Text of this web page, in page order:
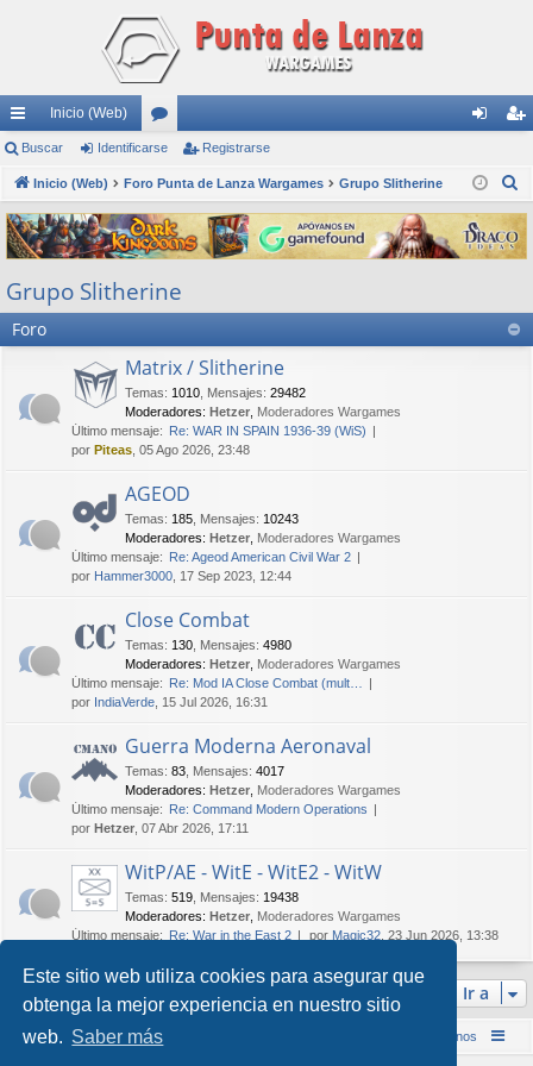
Este sitio web utiliza cookies para asegurar que
obtenga la mejor experiencia en nuestro sitio
web. Saber más
nl
ac
es
rá
pi
do
Inicio (Web)
or
os nti
fic
ar
ist
ra
rs
Buscar Identificarse Registrarse
Inicio (Web) Foro Punta de Lanza Wargames Grupo Slitherine
s
c
r
Grupo Slitherine
Foro
Matrix / Slitherine
Temas: 1010 Mensajes: 29482
Moderadores: Hetzer Moderadores Wargames
Último mensaje: Re: WAR IN SPAIN 1936-39 (WiS)
por Piteas , 05 Ago 2026, 23:48
AGEOD
Temas: 185 Mensajes: 10243
Moderadores: Hetzer Moderadores Wargames
Último mensaje: Re: Ageod American Civil War 2
por Hammer3000 , 17 Sep 2023, 12:44
Close Combat
Temas: 130 Mensajes: 4980
Moderadores: Hetzer Moderadores Wargames
Último mensaje: Re: Mod IA Close Combat (mult…
por IndiaVerde , 15 Jul 2026, 16:31
Guerra Moderna Aeronaval
Temas: 83 Mensajes: 4017
Moderadores: Hetzer Moderadores Wargames
Último mensaje: Re: Command Modern Operations
por Hetzer , 07 Abr 2026, 17:11
WitP/AE - WitE - WitE2 - WitW
Temas: 519 Mensajes: 19438
Moderadores: Hetzer Moderadores Wargames
Último mensaje: Re: War in the East 2 por Magic32 , 23 Jun 2026, 13:38
Ir a
Inicio (Web) Foro Punta de Lanza Wargames Contáctenos